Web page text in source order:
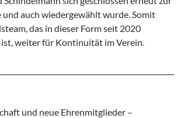
auch wiedergewählt wurde. Somit
das in dieser Form seit 2020
weiter für Kontinuität im Verein.
und neue Ehrenmitglieder –